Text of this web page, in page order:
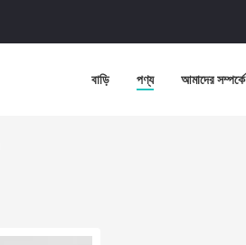
বাড়ি পণ্য আমাদের সম্পর্কে